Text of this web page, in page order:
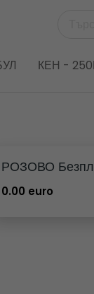
КЕН -
РОЗОВО
0.00 euro